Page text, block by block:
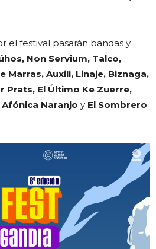
el festival pasarán bandas y
Non Servium, Talco,
Marras, Auxili, Linaje, Biznaga,
Prats, El Último Ke Zuerre,
Afónica Naranjo y El Sombrero